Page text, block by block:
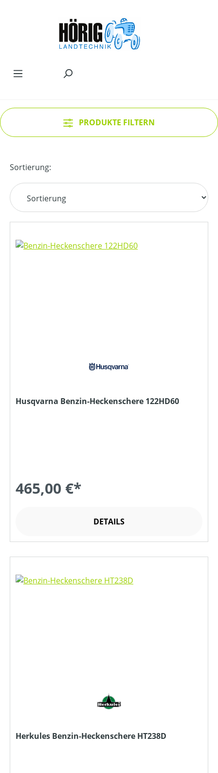
PRODUKTE FILTERN
Sortierung:
Husqvarna Benzin-Heckenschere 122HD60
465,00 €*
DETAILS
Herkules Benzin-Heckenschere HT238D